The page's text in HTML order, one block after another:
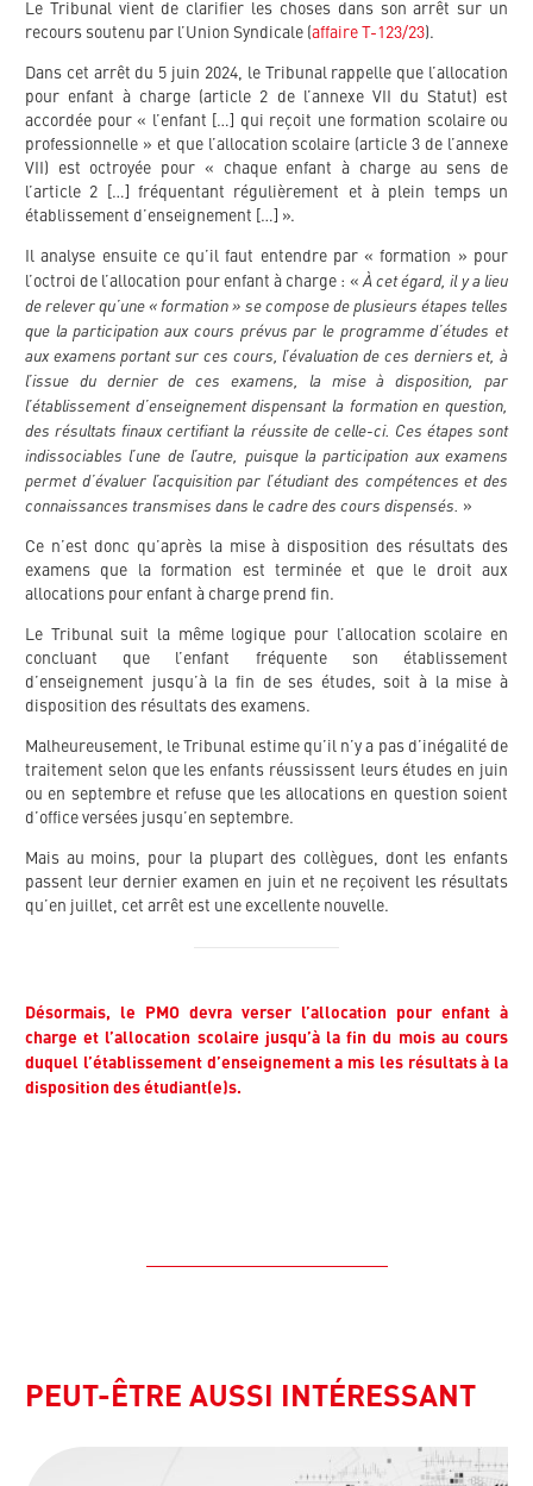
Le Tribunal vient de clarifier les choses dans son arrêt sur un
recours soutenu par l’Union Syndicale (affaire T-123/23).
Dans cet arrêt du 5 juin 2024, le Tribunal rappelle que l’allocation
pour enfant à charge (article 2 de l’annexe VII du Statut) est
accordée pour « l’enfant […] qui reçoit une formation scolaire ou
professionnelle » et que l’allocation scolaire (article 3 de l’annexe
VII) est octroyée pour « chaque enfant à charge au sens de
l’article 2 […] fréquentant régulièrement et à plein temps un
établissement d’enseignement […] ».
Il analyse ensuite ce qu’il faut entendre par « formation » pour
l’octroi de l’allocation pour enfant à charge : «À cet égard, il y a lieu
de relever qu’une « formation » se compose de plusieurs étapes telles
que la participation aux cours prévus par le programme d’études et
aux examens portant sur ces cours, l’évaluation de ces derniers et, à
l’issue du dernier de ces examens, la mise à disposition, par
l’établissement d’enseignement dispensant la formation en question,
des résultats finaux certifiant la réussite de celle-ci. Ces étapes sont
indissociables l’une de l’autre, puisque la participation aux examens
permet d’évaluer l’acquisition par l’étudiant des compétences et des
connaissances transmises dans le cadre des cours dispensés.
»
Ce n’est donc qu’après la mise à disposition des résultats des
examens que la formation est terminée et que le droit aux
allocations pour enfant à charge prend fin.
Le Tribunal suit la même logique pour l’allocation scolaire en
concluant que l’enfant fréquente son établissement
d’enseignement jusqu’à la fin de ses études, soit à la mise à
disposition des résultats des examens.
Malheureusement, le Tribunal estime qu’il n’y a pas d’inégalité de
traitement selon que les enfants réussissent leurs études en juin
ou en septembre et refuse que les allocations en question soient
d’office versées jusqu’en septembre.
Mais au moins, pour la plupart des collègues, dont les enfants
passent leur dernier examen en juin et ne reçoivent les résultats
qu’en juillet, cet arrêt est une excellente nouvelle.
Désormais, le PMO devra verser l’allocation pour enfant à
charge et l’allocation scolaire jusqu’à la fin du mois au cours
duquel l’établissement d’enseignement a mis les résultats à la
disposition des étudiant(e)s.
PEUT-ÊTRE AUSSI INTÉRESSANT